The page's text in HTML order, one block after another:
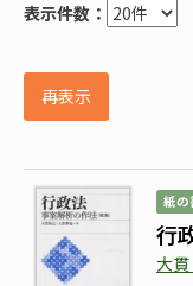
表示件数：
再表示
紙の
行
大